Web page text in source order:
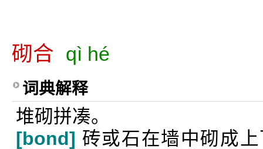
砌合 qì hé
词典解释
堆砌拼凑。
[bond] 砖或石在墙中砌成